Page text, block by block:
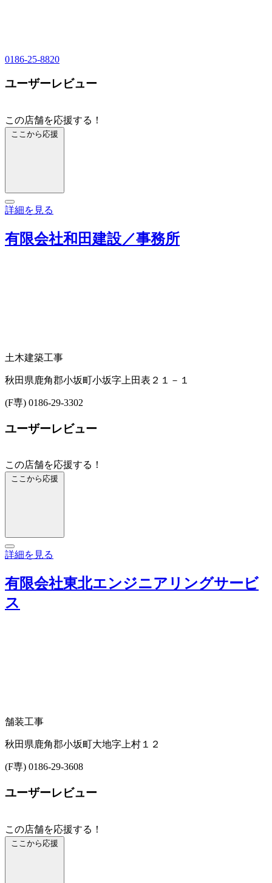
0186-25-8820
ユーザーレビュー
この店舗を応援する！
ここから応援
詳細を見る
有限会社和田建設／事務所
土木建築工事
秋田県鹿角郡小坂町小坂字上田表２１－１
(F専) 0186-29-3302
ユーザーレビュー
この店舗を応援する！
ここから応援
詳細を見る
有限会社東北エンジニアリングサービ
ス
舗装工事
秋田県鹿角郡小坂町大地字上村１２
(F専) 0186-29-3608
ユーザーレビュー
この店舗を応援する！
ここから応援